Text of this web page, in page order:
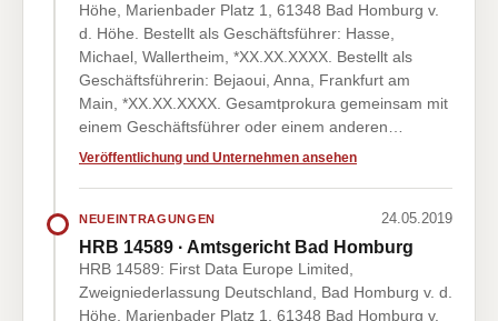
Höhe, Marienbader Platz 1, 61348 Bad Homburg v.
d. Höhe. Bestellt als Geschäftsführer: Hasse,
Michael, Wallertheim, *XX.XX.XXXX. Bestellt als
Geschäftsführerin: Bejaoui, Anna, Frankfurt am
Main, *XX.XX.XXXX. Gesamtprokura gemeinsam mit
einem Geschäftsführer oder einem anderen…
Veröffentlichung und Unternehmen ansehen
NEUEINTRAGUNGEN 24.05.2019
HRB 14589 · Amtsgericht Bad Homburg
HRB 14589: First Data Europe Limited,
Zweigniederlassung Deutschland, Bad Homburg v. d.
Höhe, Marienbader Platz 1, 61348 Bad Homburg v.